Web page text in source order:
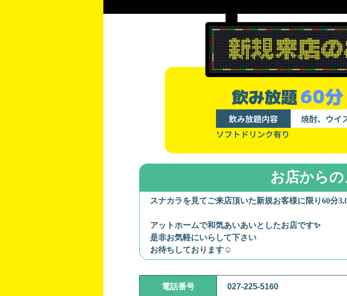
飲み放題60分
飲み放題内容
焼酎、ウイ
ソフトドリンク有り
お店から
スナカラを見てご来店頂いた新規お客様に限り60分
アットホームで和気あいあいとしたお店です✨️
是非お気軽にいらして下さい
お待ちしております☺️
電話番号 027-225-5160